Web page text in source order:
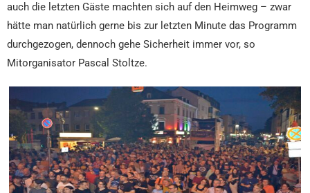
auch die letzten Gäste machten sich auf den Heimweg – zwar
hätte man natürlich gerne bis zur letzten Minute das Programm
durchgezogen, dennoch gehe Sicherheit immer vor, so
Mitorganisator Pascal Stoltze.